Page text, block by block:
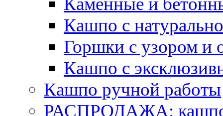
Кашпо с
Горшки с узором и
Кашпо с
Кашпо ручной работы
РАСПРОДАЖА: кашпо